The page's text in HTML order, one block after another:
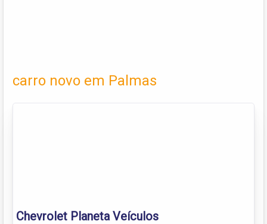
carro novo em Palmas
Chevrolet Planeta Veículos